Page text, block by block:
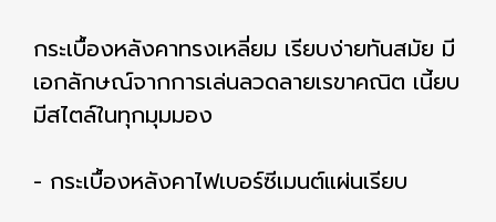
กระเบื้องหลังคาทรงเหลี่ยม เรียบง่ายทันสมัย มี
เอกลักษณ์จากการเล่นลวดลายเรขาคณิต เนี้ยบ
มีสไตล์ในทุกมุมมอง
- กระเบื้องหลังคาไฟเบอร์ซีเมนต์แผ่นเรียบ